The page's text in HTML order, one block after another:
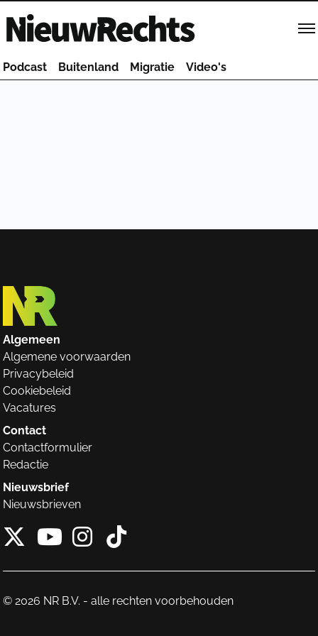
Homepage van NieuwRechts
Podcast Buitenland Migratie Video's
Algemeen
Algemene voorwaarden
Privacybeleid
Cookiebeleid
Vacatures
Contact
Contactformulier
Redactie
Nieuwsbrief
Nieuwsbrieven
X van NieuwRechts
Instagram van
Tiktok van
© 2026 NR B.V. - alle rechten voorbehouden